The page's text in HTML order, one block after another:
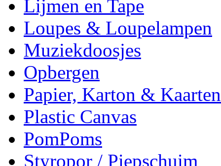
Lijmen en Tape
Loupes & Loupelampen
Muziekdoosjes
Opbergen
Papier, Karton & Kaarten
Plastic Canvas
PomPoms
Styropor / Piepschuim